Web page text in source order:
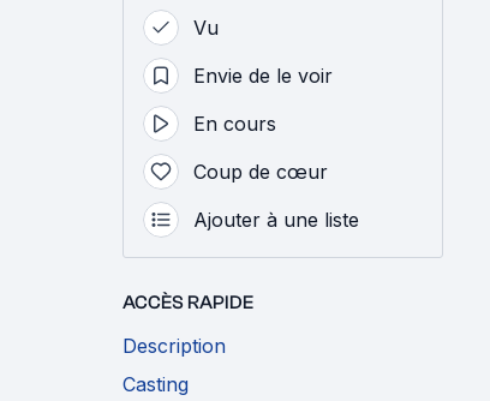
Vu
Envie de le voir
En cours
Coup de cœur
Ajouter à une liste
ACCÈS RAPIDE
Description
Casting